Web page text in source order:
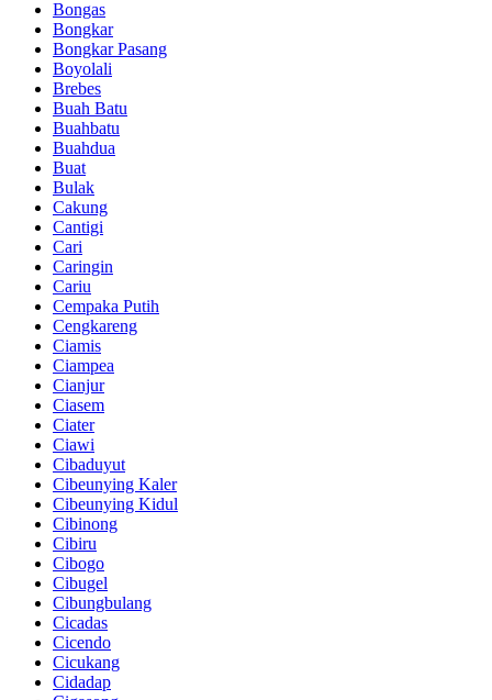
Bongas
Bongkar
Bongkar Pasang
Boyolali
Brebes
Buah Batu
Buahbatu
Buahdua
Buat
Bulak
Cakung
Cantigi
Cari
Caringin
Cariu
Cempaka Putih
Cengkareng
Ciamis
Ciampea
Cianjur
Ciasem
Ciater
Ciawi
Cibaduyut
Cibeunying Kaler
Cibeunying Kidul
Cibinong
Cibiru
Cibogo
Cibugel
Cibungbulang
Cicadas
Cicendo
Cicukang
Cidadap